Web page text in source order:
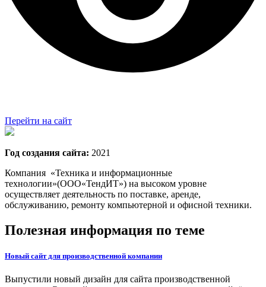
Перейти на сайт
Год создания сайта: 2021
Компания «Техника и информационные
технологии»(ООО«ТендИТ») на высоком уровне
осуществляет деятельность по поставке, аренде,
обслуживанию, ремонту компьютерной и офисной техники.
Полезная информация по теме
Новый сайт для производственной компании
Выпустили новый дизайн для сайта производственной